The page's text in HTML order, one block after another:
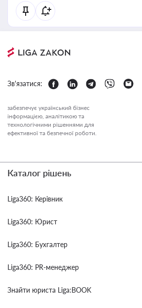
Зв'язатися:
забезпечує український бізнес
інформацією, аналітикою та
технологічними рішеннями для
ефективної та безпечної роботи.
Каталог рішень
Liga360: Керівник
Liga360: Юрист
Liga360: Бухгалтер
Liga360: PR-менеджер
Знайти юриста Liga:BOOK